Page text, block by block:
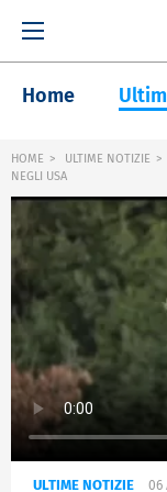
Home
HOME ULTIME NOTIZIE
NEGLI USA
ULTIME NOTIZIE 06